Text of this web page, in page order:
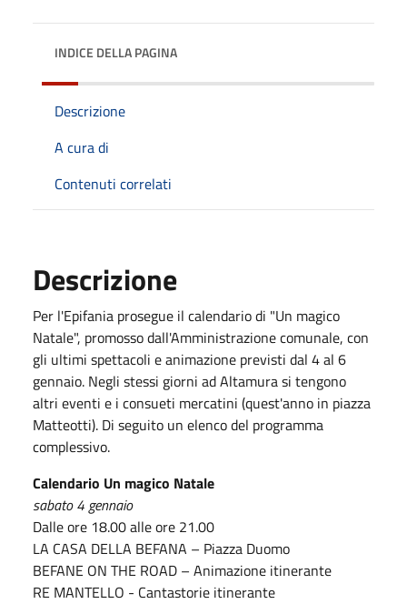
INDICE DELLA PAGINA
Descrizione
A cura di
Contenuti correlati
Descrizione
Per l'Epifania prosegue il calendario di "Un magico
Natale", promosso dall'Amministrazione comunale, con
gli ultimi spettacoli e animazione previsti dal 4 al 6
gennaio. Negli stessi giorni ad Altamura si tengono
altri eventi e i consueti mercatini (quest'anno in piazza
Matteotti). Di seguito un elenco del programma
complessivo.
Calendario Un magico Natale
sabato 4 gennaio
Dalle ore 18.00 alle ore 21.00
LA CASA DELLA BEFANA – Piazza Duomo
BEFANE ON THE ROAD – Animazione itinerante
RE MANTELLO - Cantastorie itinerante